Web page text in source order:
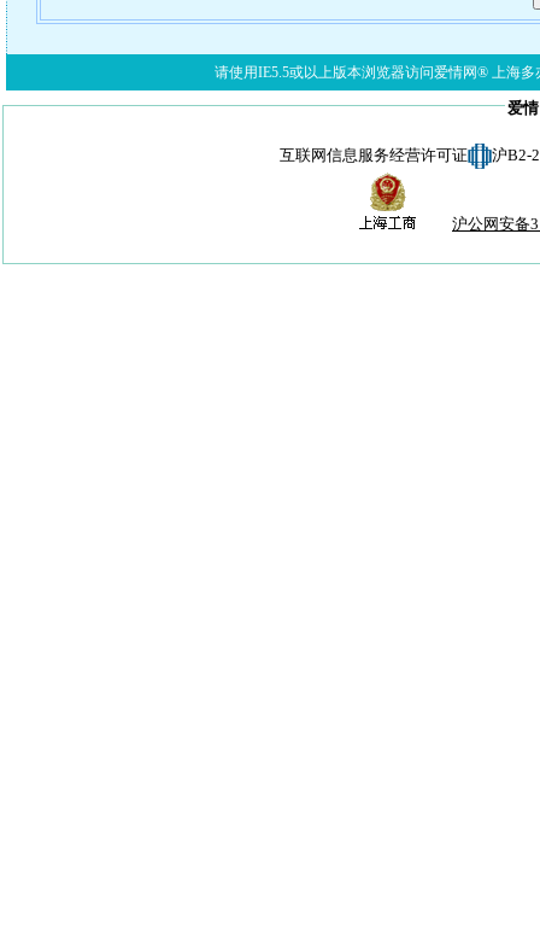
请使用IE5.5或以上版本浏览器访问爱情网® 上海多
爱
互联网信息服务经营许可证 沪B2-
沪公网安备